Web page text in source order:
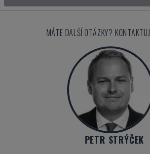
MÁTE DALŠÍ OTÁZKY?
PETR STRÝČEK